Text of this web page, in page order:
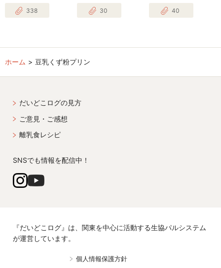
338 30 40
ホーム 豆乳くず粉プリン
だいどこログの見方
ご意見・ご感想
離乳食レシピ
SNSでも情報を配信中！
『だいどこログ』は、関東を中心に活動する生協パルシステム
が運営しています。
個人情報保護方針